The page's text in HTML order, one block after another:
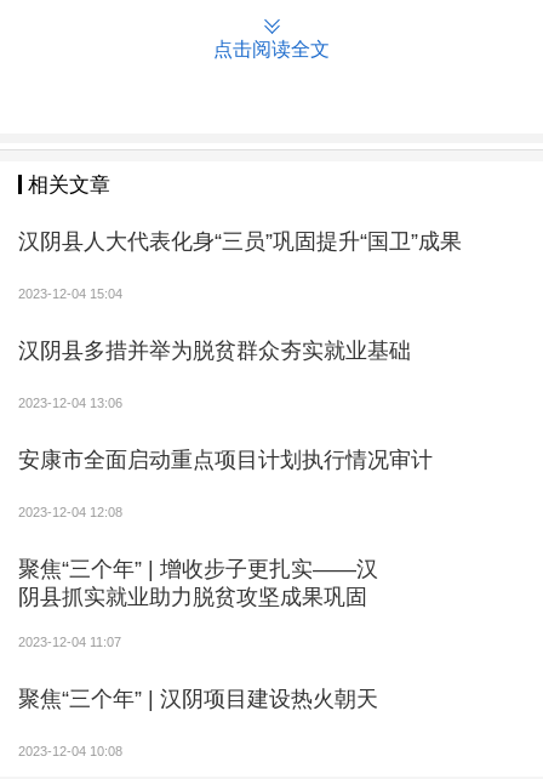
点击阅读全文
相关文章
汉阴县人大代表化身“三员”巩固提升“国卫”成果
2023-12-04 15:04
汉阴县多措并举为脱贫群众夯实就业基础
2023-12-04 13:06
安康市全面启动重点项目计划执行情况审计
2023-12-04 12:08
聚焦“三个年” | 增收步子更扎实——汉
阴县抓实就业助力脱贫攻坚成果巩固
2023-12-04 11:07
聚焦“三个年” | 汉阴项目建设热火朝天
2023-12-04 10:08